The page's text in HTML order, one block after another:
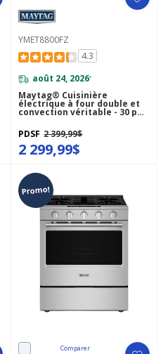
YMET8800FZ
4.3
août 24, 2026*
Maytag® Cuisinière
électrique à four double et
convection véritable - 30 po -
PDSF 2 399,99$
2 299,99$
Promo!
Comparer